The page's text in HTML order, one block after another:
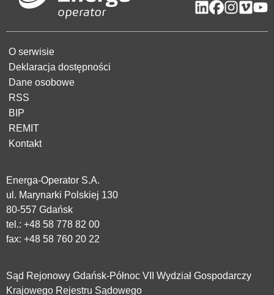
O serwisie
Deklaracja dostępności
Dane osobowe
RSS
BIP
REMIT
Kontakt
Energa-Operator S.A.
ul. Marynarki Polskiej 130
80-557 Gdańsk
tel.: +48 58 778 82 00
fax: +48 58 760 20 22
Sąd Rejonowy Gdańsk-Północ VII Wydział Gospodarczy
Krajowego Rejestru Sądowego